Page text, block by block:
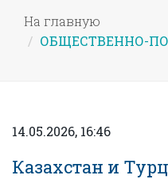
На главную
ОБЩЕСТВЕННО-
14.05.2026, 16:46
Казахстан и